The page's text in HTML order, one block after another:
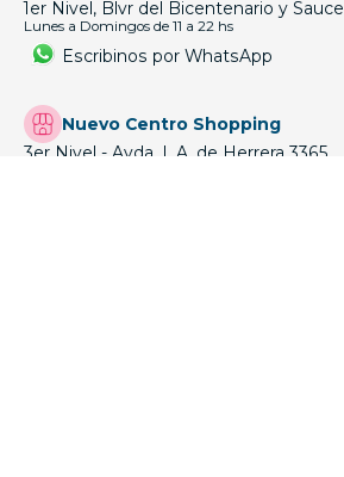
1er Nivel, Blvr del Bicentenario y Sauce
Lunes a Domingos de 11 a 22 hs
Escribinos por WhatsApp
Nuevo Centro Shopping
3er Nivel - Avda. L.A. de Herrera 3365